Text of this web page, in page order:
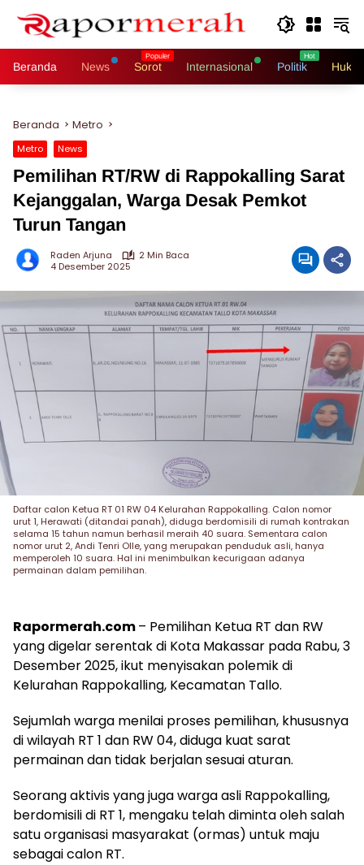
Beranda News Sorot Internasional Politik
Beranda Metro
Metro News
Pemilihan RT/RW di Rappokalling Sarat
Kejanggalan, Warga Desak Pemkot
Turun Tangan
Raden Arjuna
2 Min Baca
4 Desember 2025
Daftar calon Ketua RT 01 RW 04 Kelurahan Rappokalling. Calon nomor
urut 1, Herawati (ditandai panah), diduga berdomisili di rumah kontrakan
selama 15 tahun namun berhasil meraih 40 suara. Sementara calon
nomor urut 2, Andi Tenri Olle, yang merupakan penduduk asli, hanya
memperoleh 10 suara. Hal ini menimbulkan kecurigaan adanya
permainan dalam pemilihan.
Rapormerah.com– Pemilihan Ketua RT dan RW
yang digelar serentak di Kota Makassar pada Rabu, 3
Desember 2025, ikut menyisakan polemik di
Kelurahan Rappokalling, Kecamatan Tallo.
Sejumlah warga menilai proses pemilihan, khususnya
di wilayah RT 1 dan RW 04, diduga kuat sarat
permainan dan tidak berjalan sesuai aturan.
Seorang aktivis yang juga warga asli Rappokalling,
berdomisili di RT 1, mengaku telah diminta oleh salah
satu organisasi masyarakat (ormas) untuk maju
sebagai calon RT.